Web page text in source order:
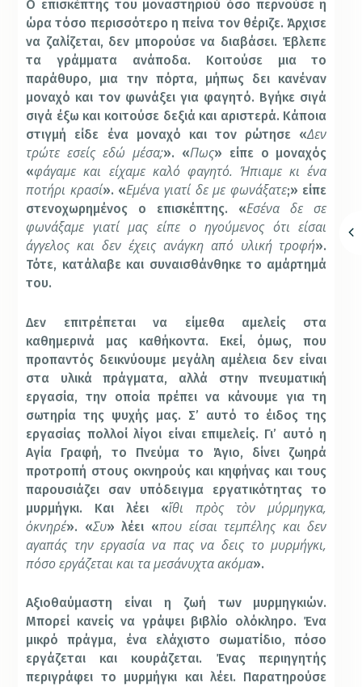
Ο επισκέπτης του μοναστηριού όσο περνούσε η
ώρα τόσο περισσότερο η πείνα τον θέριζε. Άρχισε
να ζαλίζεται, δεν μπορούσε να διαβάσει. Έβλεπε
τα γράμματα ανάποδα. Κοιτούσε μια το
παράθυρο, μια την πόρτα, μήπως δει κανέναν
μοναχό και τον φωνάξει για φαγητό. Βγήκε σιγά
σιγά έξω και κοιτούσε δεξιά και αριστερά. Κάποια
στιγμή είδε ένα μοναχό και τον ρώτησε «Δεν
τρώτε εσείς εδώ μέσα;». «Πως» είπε ο μοναχός
«φάγαμε και είχαμε καλό φαγητό. Ήπιαμε κι ένα
ποτήρι κρασί». «Εμένα γιατί δε με φωνάξατε;» είπε
στενοχωρημένος ο επισκέπτης. «Εσένα δε σε
φωνάξαμε γιατί μας είπε ο ηγούμενος ότι είσαι
άγγελος και δεν έχεις ανάγκη από υλική τροφή».
Τότε, κατάλαβε και συναισθάνθηκε το αμάρτημά
του.
Δεν επιτρέπεται να είμεθα αμελείς στα
καθημερινά μας καθήκοντα. Εκεί, όμως, που
προπαντός δεικνύουμε μεγάλη αμέλεια δεν είναι
στα υλικά πράγματα, αλλά στην πνευματική
εργασία, την οποία πρέπει να κάνουμε για τη
σωτηρία της ψυχής μας. Σ’ αυτό το έιδος της
εργασίας πολλοί λίγοι είναι επιμελείς. Γι’ αυτό η
Αγία Γραφή, το Πνεύμα το Άγιο, δίνει ζωηρά
προτροπή στους οκνηρούς και κηφήνας και τους
παρουσιάζει σαν υπόδειγμα εργατικότητας το
μυρμήγκι. Και λέει «ἴθι πρὸς τὸν μύρμηγκα,
ὀκνηρέ». «Συ» λέει «που είσαι τεμπέλης και δεν
αγαπάς την εργασία να πας να δεις το μυρμήγκι,
πόσο εργάζεται και τα μεσάνυχτα ακόμα».
Αξιοθαύμαστη είναι η ζωή των μυρμηγκιών.
Μπορεί κανείς να γράψει βιβλίο ολόκληρο. Ένα
μικρό πράγμα, ένα ελάχιστο σωματίδιο, πόσο
εργάζεται και κουράζεται. Ένας περιηγητής
περιγράφει το μυρμήγκι και λέει. Παρατηρούσε